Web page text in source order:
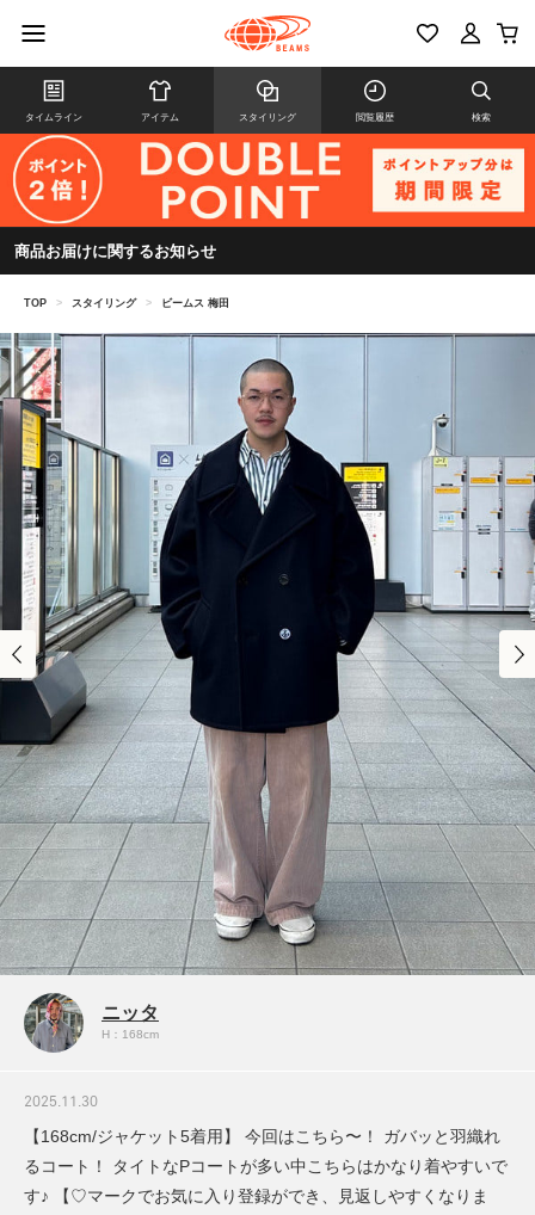
タイムライン アイテム スタイリング 閲覧履歴 検索
商品お届けに関するお知らせ
TOP > スタイリング > ビームス 梅田
ニッタ
H：168cm
2025.11.30
【168cm/ジャケット5着用】 今回はこちら〜！ ガバッと羽織れ
るコート！ タイトなPコートが多い中こちらはかなり着やすいで
す♪ 【♡マークでお気に入り登録ができ、見返しやすくなりま